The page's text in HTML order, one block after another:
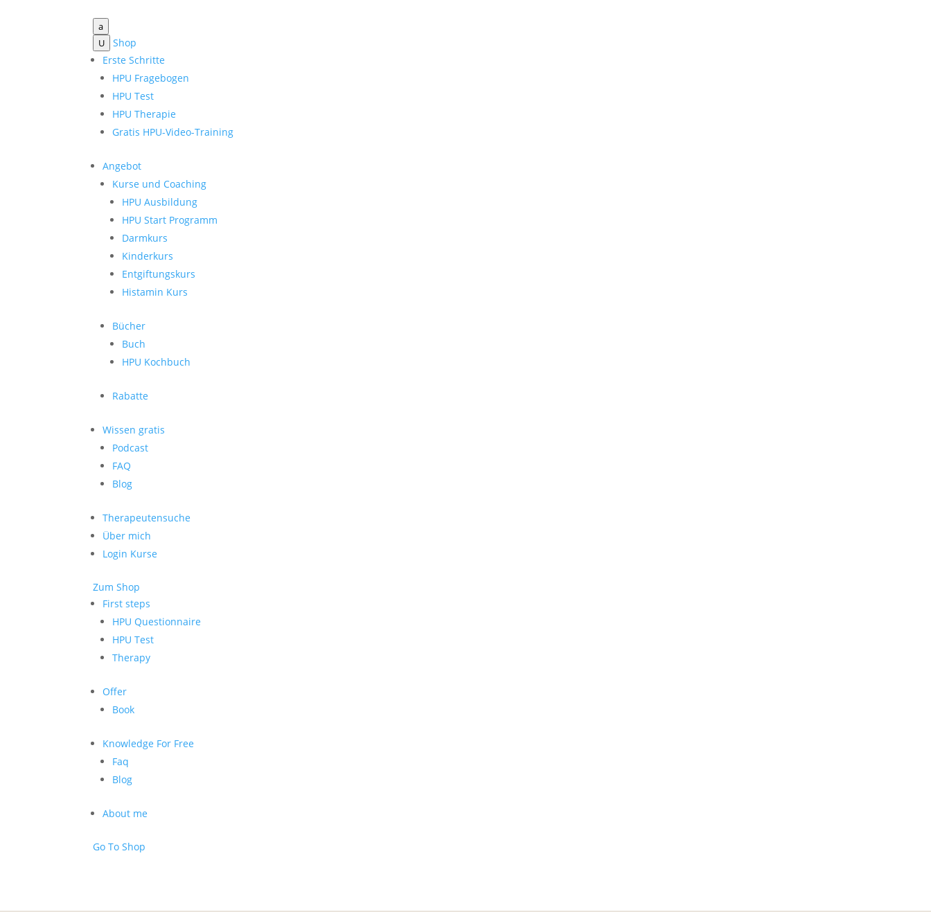
a
U
Shop
Erste Schritte
HPU Fragebogen
HPU Test
HPU Therapie
Gratis HPU-Video-Training
Angebot
Kurse und Coaching
HPU Ausbildung
HPU Start Programm
Darmkurs
Kinderkurs
Entgiftungskurs
Histamin Kurs
Bücher
Buch
HPU Kochbuch
Rabatte
Wissen gratis
Podcast
FAQ
Blog
Therapeutensuche
Über mich
Login Kurse
Zum Shop
First steps
HPU Questionnaire
HPU Test
Therapy
Offer
Book
Knowledge For Free
Faq
Blog
About me
Go To Shop